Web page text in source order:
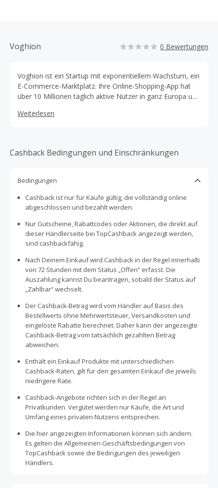
Voghion 0 Bewertungen
Voghion ist ein Startup mit exponentiellem Wachstum, ein
E-Commerce-Marktplatz. Ihre Online-Shopping-App hat
über 10 Millionen täglich aktive Nutzer in ganz Europa und
verschiedenen Kategorien, einschließlich Schuhen,
Sport & Outdoor, Babyartikeln und vielem mehr.
Weiterlesen
Cashback Bedingungen und Einschränkungen
Bedingungen
Cashback ist nur für Käufe gültig, die vollständig online
abgeschlossen und bezahlt werden.
Nur Gutscheine, Rabattcodes oder Aktionen, die direkt auf
dieser Händlerseite bei TopCashback angezeigt werden,
sind cashbackfähig.
Nach Deinem Einkauf wird Cashback in der Regel innerhalb
von 72 Stunden mit dem Status „Offen“ erfasst. Die
Auszahlung kannst Du beantragen, sobald der Status auf
„Zahlbar“ wechselt.
Der Cashback-Betrag wird vom Händler auf Basis des
Bestellwerts ohne Mehrwertsteuer, Versandkosten und
eingelöste Rabatte berechnet. Daher kann der angezeigte
Cashback-Betrag vom tatsächlich gezahlten Betrag
abweichen.
Enthält ein Einkauf Produkte mit unterschiedlichen
Cashback-Raten, gilt für den gesamten Einkauf die jeweils
niedrigere Rate.
Cashback-Angebote richten sich in der Regel an
Privatkunden. Vergütet werden nur Käufe, die Art und
Umfang eines privaten Nutzens entsprechen.
Die hier angezeigten Informationen können sich ändern.
Es gelten die Allgemeinen Geschäftsbedingungen von
TopCashback sowie die Bedingungen des jeweiligen
Händlers.